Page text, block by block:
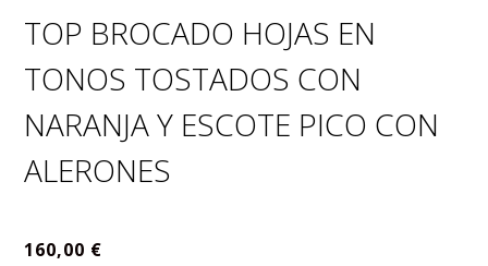
TOP BROCADO HOJAS EN
TONOS TOSTADOS CON
NARANJA Y ESCOTE PICO CON
ALERONES
160,00 €